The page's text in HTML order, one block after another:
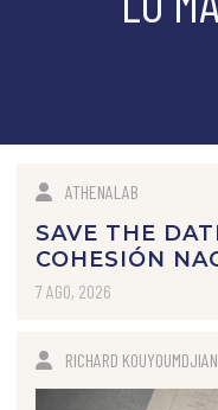
ATHENALAB
SAVE THE
COHESIÓN
7 AGO, 2026
RICHARD KOUYOUMDJIAN